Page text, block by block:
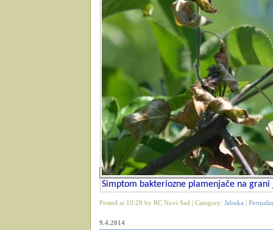
Simptom bakteriozne plamenjače na grani
Posted at 10:29 by RC Novi Sad | Category: Jabuka
9.4.2014